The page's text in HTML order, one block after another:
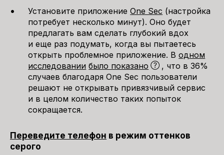
Установите приложениеОne Sec (настройка
потребует несколько минут). Оно будет
предлагать вам сделать глубокий вдох
и еще раз подумать, когда вы пытаетесь
открыть проблемное приложение. Водном
исследовании было показано
, что в 36%
случаев благодаря One Sec пользователи
решают не открывать привязчивый сервис
и в целом количество таких попыток
сокращается.
Переведите телефон в режим оттенков
серого